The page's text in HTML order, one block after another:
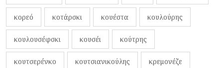
κορεό κοτάρσκι κουέστα κουλούρης
κουλουσέφσκι κουσέι κούτρης
κουτσερένκο κουτσιανικούλης κρεμονέζε